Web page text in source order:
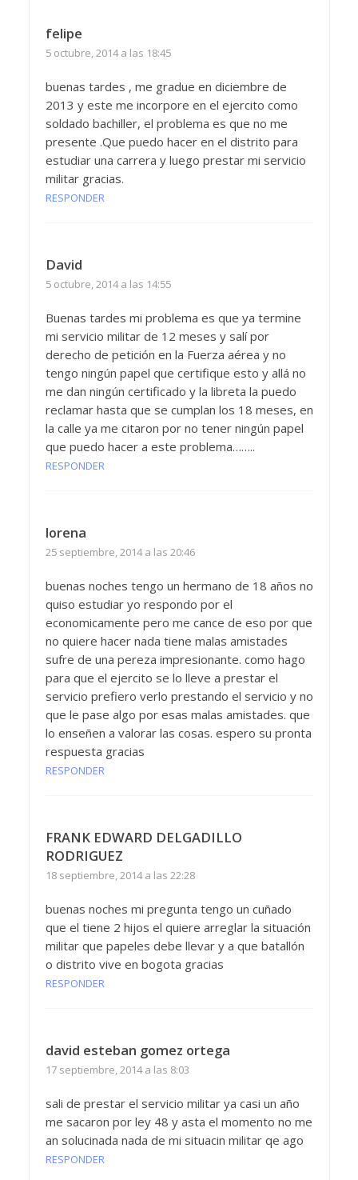
felipe
5 octubre, 2014 a las 18:45
buenas tardes , me gradue en diciembre de
2013 y este me incorpore en el ejercito como
soldado bachiller, el problema es que no me
presente .Que puedo hacer en el distrito para
estudiar una carrera y luego prestar mi servicio
militar gracias.
RESPONDER
David
5 octubre, 2014 a las 14:55
Buenas tardes mi problema es que ya termine
mi servicio militar de 12 meses y salí por
derecho de petición en la Fuerza aérea y no
tengo ningún papel que certifique esto y allá no
me dan ningún certificado y la libreta la puedo
reclamar hasta que se cumplan los 18 meses, en
la calle ya me citaron por no tener ningún papel
que puedo hacer a este problema……..
RESPONDER
lorena
25 septiembre, 2014 a las 20:46
buenas noches tengo un hermano de 18 años no
quiso estudiar yo respondo por el
economicamente pero me cance de eso por que
no quiere hacer nada tiene malas amistades
sufre de una pereza impresionante. como hago
para que el ejercito se lo lleve a prestar el
servicio prefiero verlo prestando el servicio y no
que le pase algo por esas malas amistades. que
lo enseñen a valorar las cosas. espero su pronta
respuesta gracias
RESPONDER
FRANK EDWARD DELGADILLO
RODRIGUEZ
18 septiembre, 2014 a las 22:28
buenas noches mi pregunta tengo un cuñado
que el tiene 2 hijos el quiere arreglar la situación
militar que papeles debe llevar y a que batallón
o distrito vive en bogota gracias
RESPONDER
david esteban gomez ortega
17 septiembre, 2014 a las 8:03
sali de prestar el servicio militar ya casi un año
me sacaron por ley 48 y asta el momento no me
an solucinada nada de mi situacin militar qe ago
RESPONDER